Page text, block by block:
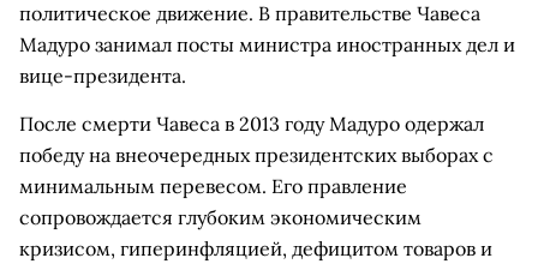
политическое движение. В правительстве Чавеса
Мадуро занимал посты министра иностранных дел и
вице-президента.
После смерти Чавеса в 2013 году Мадуро одержал
победу на внеочередных президентских выборах с
минимальным перевесом. Его правление
сопровождается глубоким экономическим
кризисом, гиперинфляцией, дефицитом товаров и